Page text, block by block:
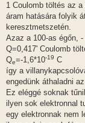
1 Coulomb töltés az
áram hatására folyik
keresztmetszetén.
Azaz a 100-as égőn,
Q=0,417' Coulomb
Qe=-1,6*10-19 C
így a
engedünk áthaladni
Ez eléggé soknak
ilyen sok elektronnal
egy elektronnak nem